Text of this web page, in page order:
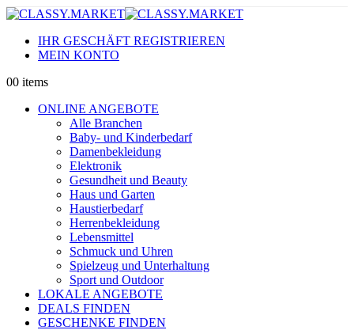
IHR GESCHÄFT REGISTRIEREN
MEIN KONTO
00 items
ONLINE ANGEBOTE
Alle Branchen
Baby- und Kinderbedarf
Damenbekleidung
Elektronik
Gesundheit und Beauty
Haus und Garten
Haustierbedarf
Herrenbekleidung
Lebensmittel
Schmuck und Uhren
Spielzeug und Unterhaltung
Sport und Outdoor
LOKALE ANGEBOTE
DEALS FINDEN
GESCHENKE FINDEN